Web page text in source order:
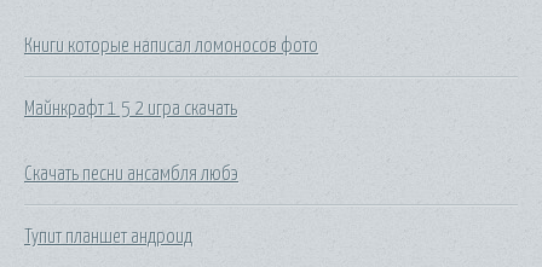
Книги которые написал ломоносов фото
Майнкрафт 1 5 2 игра скачать
Скачать песни ансамбля любэ
Тупит планшет андроид